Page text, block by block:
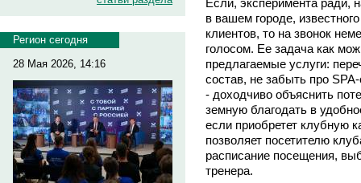
Регион сегодня
28 Мая 2026, 14:16
в вашем городе,
клиентов, то на звонок
голосом. Ее задача как
предлагаемые услуги:
состав, не забыть про
- доходчиво объяснить
земную благодать в
если приобретет клубную
позволяет посетителю
расписание посещения,
тренера.